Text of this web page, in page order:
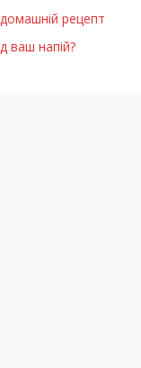
рецепт
ваш напій?